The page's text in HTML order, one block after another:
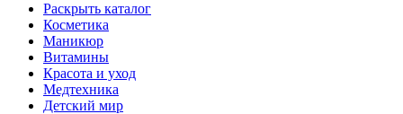
Раскрыть каталог
Косметика
Маникюр
Витамины
Красота и уход
Медтехника
Детский мир